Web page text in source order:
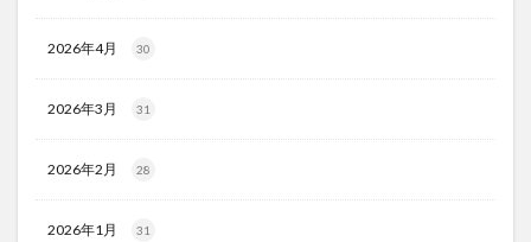
2026年4月 30
2026年3月 31
2026年2月 28
2026年1月 31